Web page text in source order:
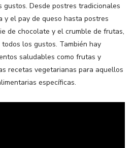
Desde postres tradicionales
y el pay de queso hasta postres
de chocolate y el crumble de frutas,
los gustos. También hay
saludables como frutas y
recetas vegetarianas para aquellos
específicas.